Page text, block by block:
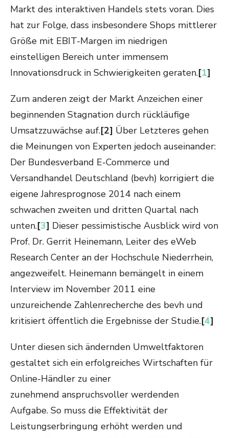
Markt des interaktiven Handels stets voran. Dies
hat zur Folge, dass insbesondere Shops mittlerer
Größe mit EBIT-Margen im niedrigen
einstelligen Bereich unter immensem
Innovationsdruck in Schwierigkeiten geraten.[1]
Zum anderen zeigt der Markt Anzeichen einer
beginnenden Stagnation durch rückläufige
Umsatzzuwächse auf.[2] Über Letzteres gehen
die Meinungen von Experten jedoch auseinander:
Der Bundesverband E-Commerce und
Versandhandel Deutschland (bevh) korrigiert die
eigene Jahresprognose 2014 nach einem
schwachen zweiten und dritten Quartal nach
unten.[3] Dieser pessimistische Ausblick wird von
Prof. Dr. Gerrit Heinemann, Leiter des eWeb
Research Center an der Hochschule Niederrhein,
angezweifelt. Heinemann bemängelt in einem
Interview im November 2011 eine
unzureichende Zahlenrecherche des bevh und
kritisiert öffentlich die Ergebnisse der Studie.[4]
Unter diesen sich ändernden Umweltfaktoren
gestaltet sich ein erfolgreiches Wirtschaften für
Online-Händler zu einer
zunehmend anspruchsvoller werdenden
Aufgabe. So muss die Effektivität der
Leistungserbringung erhöht werden und